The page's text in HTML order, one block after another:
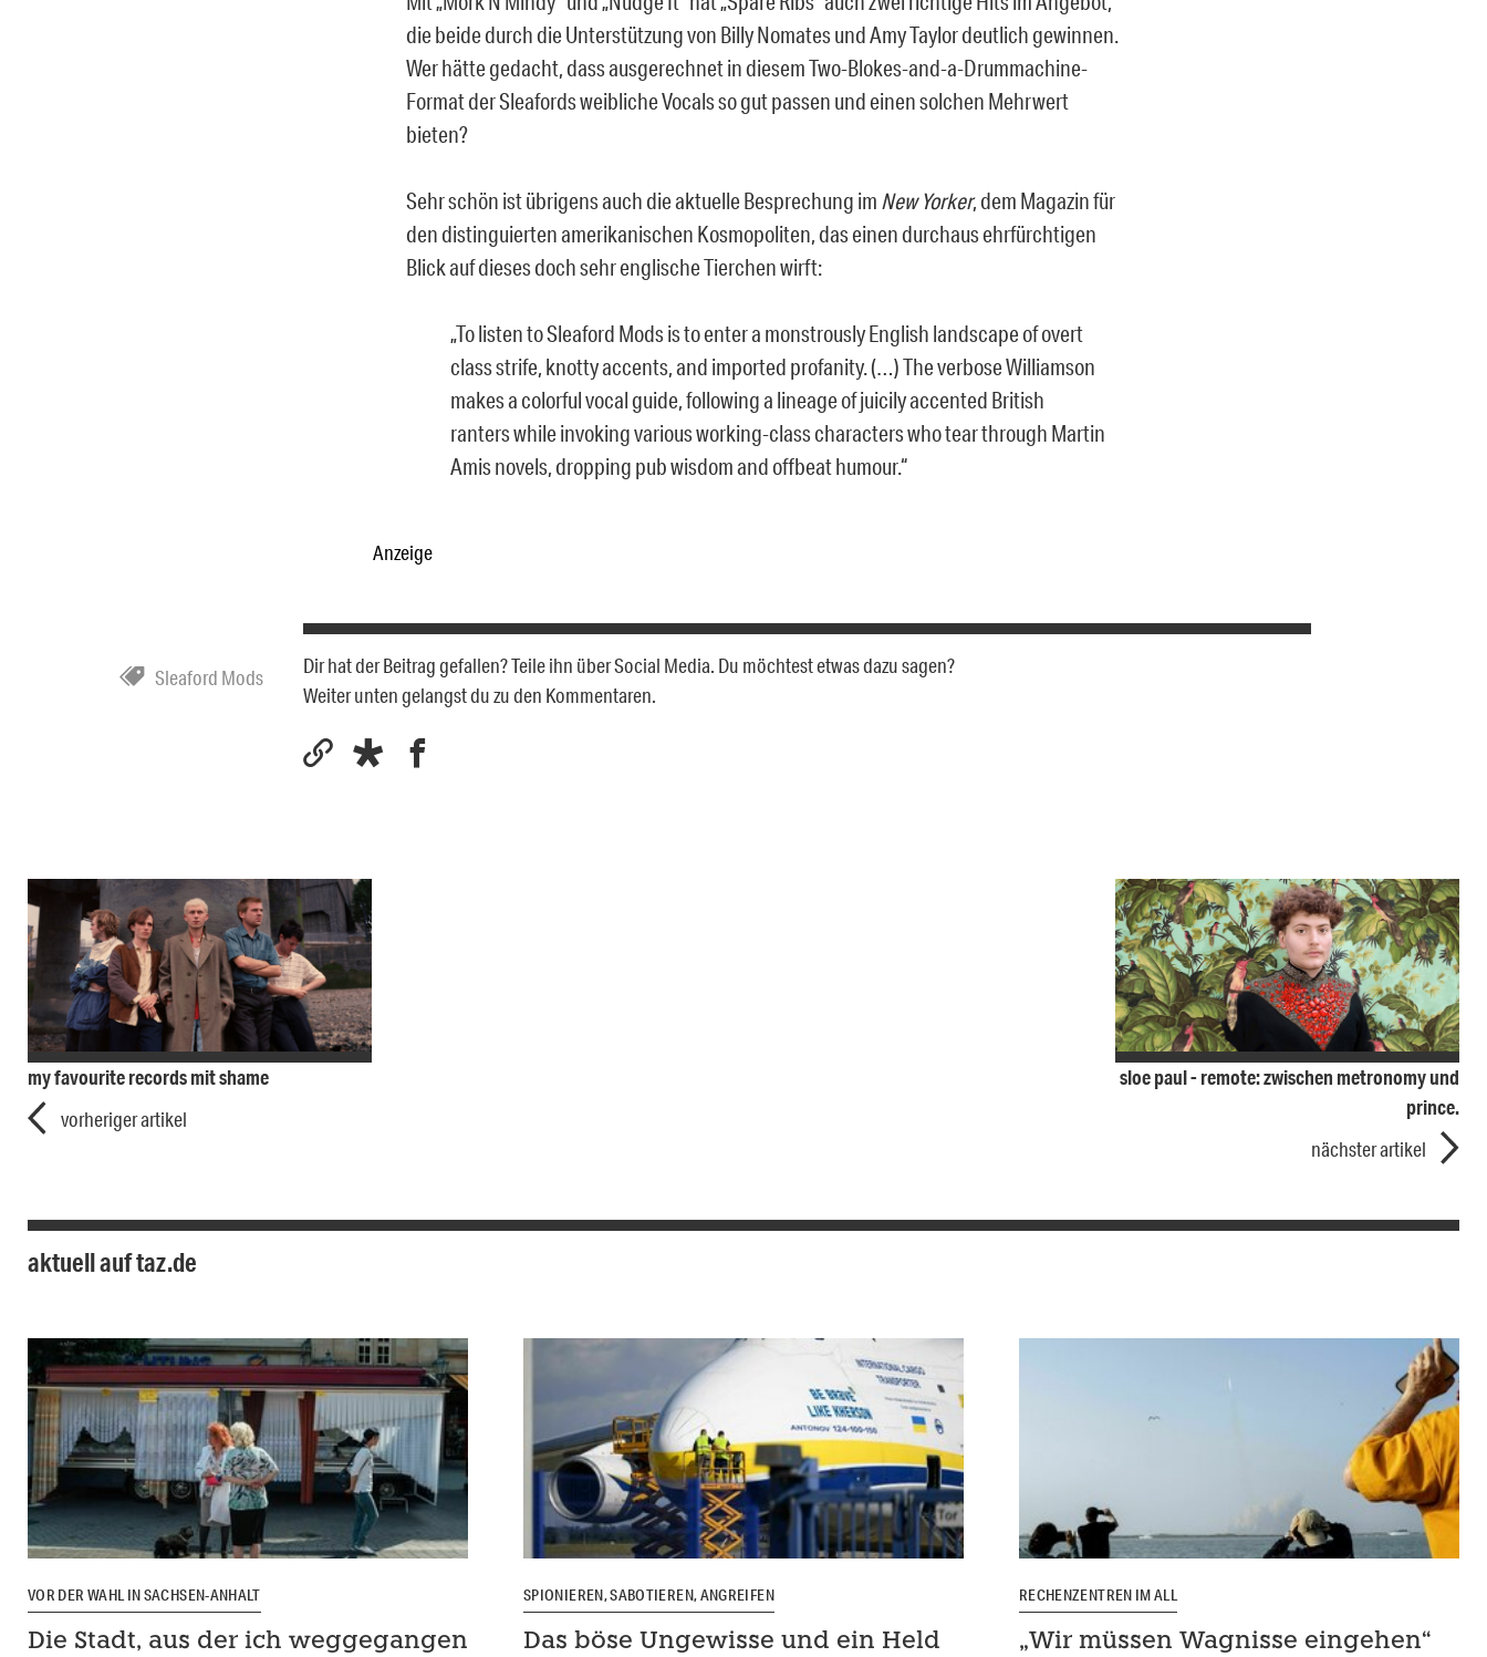
die beide durch die Unterstützung von Billy Nomates und Amy Taylor deutlich gewinnen.
Wer hätte gedacht, dass ausgerechnet in diesem Two-Blokes-and-a-Drummachine-
Format der Sleafords weibliche Vocals so gut passen und einen solchen Mehrwert
bieten?
Sehr schön ist übrigens auch die aktuelle Besprechung im New Yorker, dem Magazin für
den distinguierten amerikanischen Kosmopoliten, das einen durchaus ehrfürchtigen
Blick auf dieses doch sehr englische Tierchen wirft:
„To listen to Sleaford Mods is to enter a monstrously English landscape of overt
class strife, knotty accents, and imported profanity. (…) The verbose Williamson
makes a colorful vocal guide, following a lineage of juicily accented British
ranters while invoking various working-class characters who tear through Martin
Amis novels, dropping pub wisdom and offbeat humour.“
Anzeige
Sleaford Mods
Dir hat der Beitrag gefallen? Teile ihn über Social Media. Du möchtest etwas dazu sagen?
Weiter unten gelangst du zu den Kommentaren.
my favourite records mit shame
vorheriger artikel
sloe paul - remote: zwischen metronomy und
prince.
nächster artikel
aktuell auf taz.de
VOR DER WAHL IN SACHSEN-ANHALT
Die Stadt, aus der ich weggegangen
SPIONIEREN, SABOTIEREN, ANGREIFEN
Das böse Ungewisse und ein Held
RECHENZENTREN IM ALL
„Wir müssen Wagnisse eingehen“